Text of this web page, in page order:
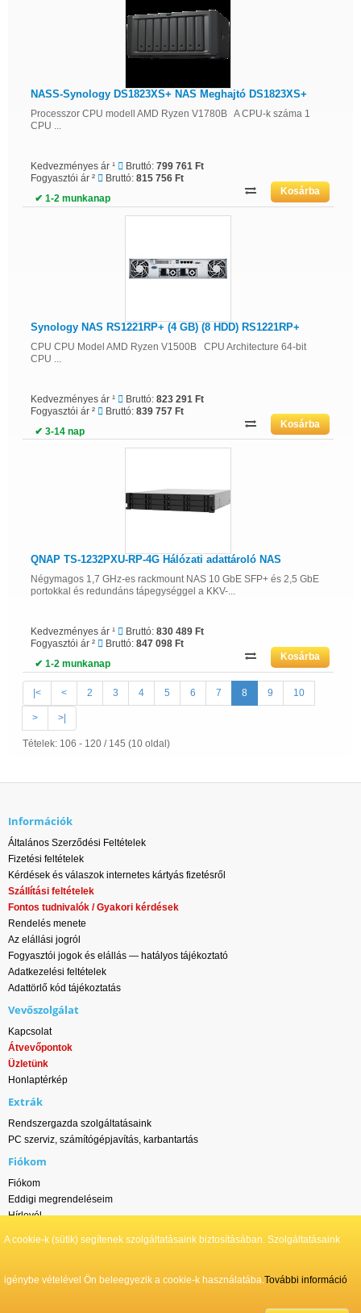
NASS-Synology DS1823XS+ NAS Meghajtó DS1823XS+
Processzor CPU modell AMD Ryzen V1780B A CPU-k száma 1
CPU ...
Kedvezményes ár ¹ Bruttó: 799 761 Ft
Fogyasztói ár ²
Bruttó: 815 756 Ft
✔ 1-2 munkanap
Synology NAS RS1221RP+ (4 GB) (8 HDD) RS1221RP+
CPU CPU Model AMD Ryzen V1500B CPU Architecture 64-bit
CPU ...
Kedvezményes ár ¹ Bruttó: 823 291 Ft
Fogyasztói ár ²
Bruttó: 839 757 Ft
✔ 3-14 nap
QNAP TS-1232PXU-RP-4G Hálózati adattároló NAS
Négymagos 1,7 GHz-es rackmount NAS 10 GbE SFP+ és 2,5 GbE
portokkal és redundáns tápegységgel a KKV-...
Kedvezményes ár ¹ Bruttó: 830 489 Ft
Fogyasztói ár ²
Bruttó: 847 098 Ft
✔ 1-2 munkanap
|< < 2 3 4 5 6 7 8 9 10
> >|
Tételek: 106 - 120 / 145 (10 oldal)
Információk
Általános Szerződési Feltételek
Fizetési feltételek
Kérdések és válaszok internetes kártyás fizetésről
Szállítási feltételek
Fontos tudnivalók / Gyakori kérdések
Rendelés menete
Az elállási jogról
Fogyasztói jogok és elállás — hatályos tájékoztató
Adatkezelési feltételek
Adattörlő kód tájékoztatás
Vevőszolgálat
Kapcsolat
Átvevőpontok
Üzletünk
Honlaptérkép
Extrák
Rendszergazda szolgáltatásaink
PC szerviz, számítógépjavítás, karbantartás
Fiókom
Fiókom
Eddigi megrendeléseim
Hírlevél
A cookie-k (sütik) segítenek szolgáltatásaink biztosításában. Szolgáltatásaink
igénybe vételével Ön beleegyezik a cookie-k használatába.További információ
¹ Kedvezményes ár: Készpénzes, utánvételes és átutalásos fizetés esetén